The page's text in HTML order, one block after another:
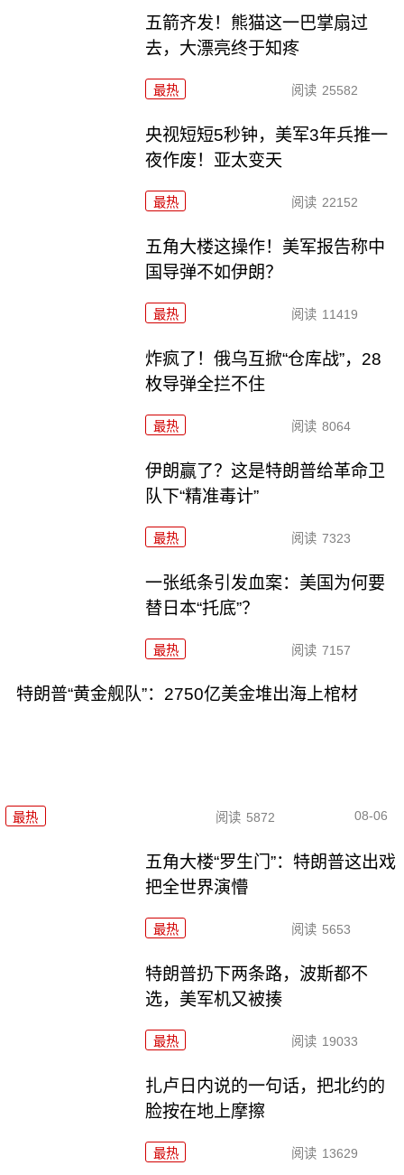
五箭齐发！熊猫这一巴掌扇过
去，大漂亮终于知疼
最热 阅读 25582
央视短短5秒钟，美军3年兵推一
夜作废！亚太变天
最热 阅读 22152
五角大楼这操作！美军报告称中
国导弹不如伊朗？
最热 阅读 11419
炸疯了！俄乌互掀“仓库战”，28
枚导弹全拦不住
最热 阅读 8064
伊朗赢了？这是特朗普给革命卫
队下“精准毒计”
最热 阅读 7323
一张纸条引发血案：美国为何要
替日本“托底”？
最热 阅读 7157
特朗普“黄金舰队”：2750亿美金堆出海上棺材
最热 阅读 5872 08-06
五角大楼“罗生门”：特朗普这出戏
把全世界演懵
最热 阅读 5653
特朗普扔下两条路，波斯都不
选，美军机又被揍
最热 阅读 19033
扎卢日内说的一句话，把北约的
脸按在地上摩擦
最热 阅读 13629